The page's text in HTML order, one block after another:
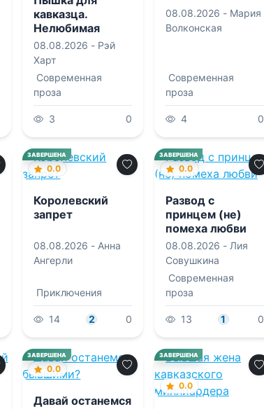
кавказца.
Нелюбимая
жена
08.08.2026 - Рэй
Харт
Современная
проза
3 0
08.08.2026 - Мария
Волконская
Современная
проза
4 0
ЗАВЕРШЕНА
0.0
Королевский
запрет
08.08.2026 - Анна
Ангерли
Приключения
14 2 0
ЗАВЕРШЕНА
0.0
Развод с
принцем (не)
помеха любви
08.08.2026 - Лия
Совушкина
Современная
проза
13 1 0
ЗАВЕРШЕНА
0.0
Давай останемся
ЗАВЕРШЕНА
0.0